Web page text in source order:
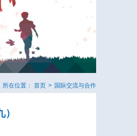
所在位置： 首页 > 国际交流与合作